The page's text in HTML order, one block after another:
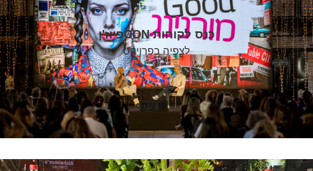
כנס לקוחות CONפיוז'ן
לצפיה בפרויקט